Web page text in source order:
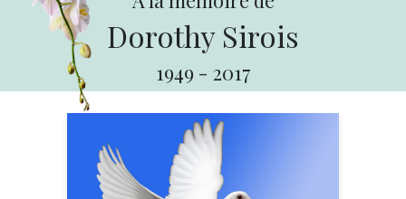
Dorothy Sirois
1949 - 2017